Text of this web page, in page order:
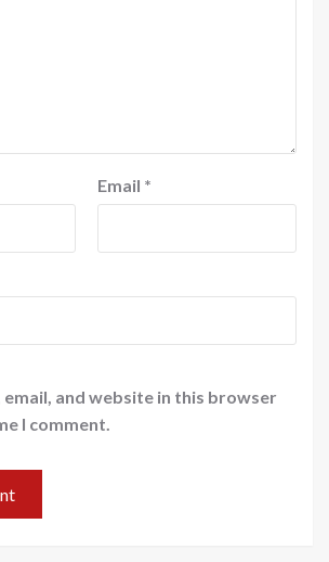
Email *
email, and website in this browser
I comment.